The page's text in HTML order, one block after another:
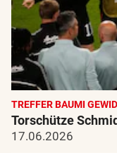
TREFFER BAUMI
Torschütze
17.06.2026